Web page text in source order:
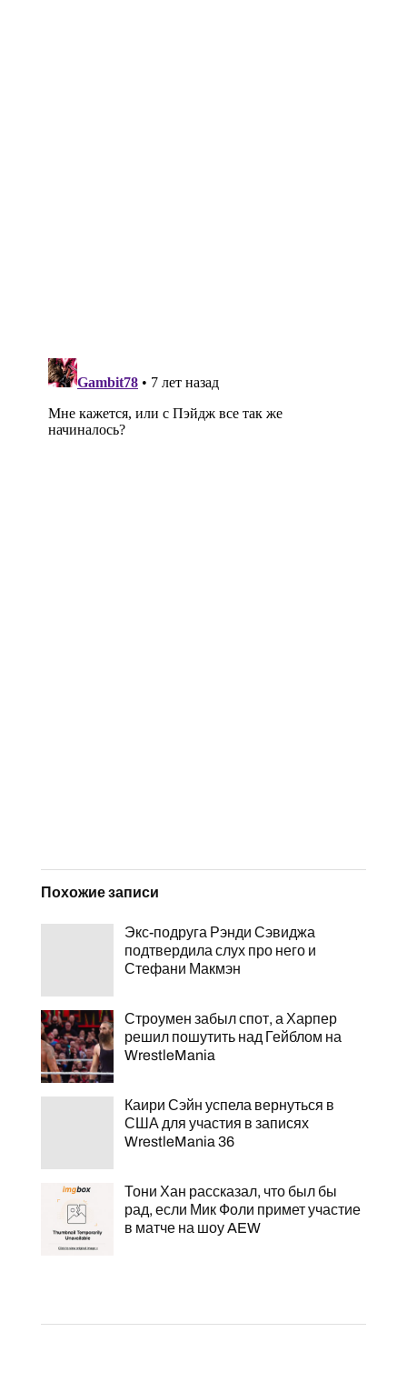
Похожие записи
Экс-подруга Рэнди Сэвиджа
подтвердила слух про него и
Стефани Макмэн
Строумен забыл спот, а Харпер
решил пошутить над Гейблом на
WrestleMania
Каири Сэйн успела вернуться в
США для участия в записях
WrestleMania 36
Тони Хан рассказал, что был бы
рад, если Мик Фоли примет участие
в матче на шоу AEW